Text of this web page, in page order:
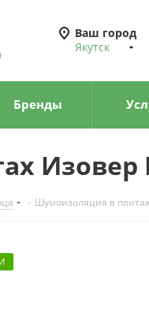
Ваш город
Якутск
Бренды
- Шумоизоляция в